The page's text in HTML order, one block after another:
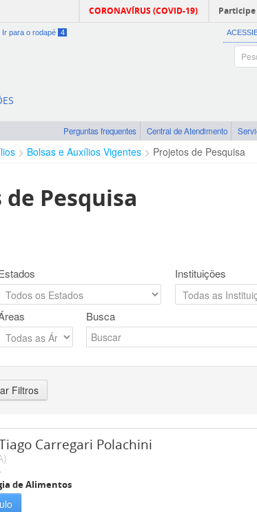
CORONAVÍRUS (COVID-19) Participe
Ir para o rodapé 4
Perguntas frequentes Central de Atendimento
Bolsas e Auxílios Vigentes Projetos de Pesquisa
Pesquisa
Instituições
Busca
Filtros
Carregari Polachini
de Alimentos